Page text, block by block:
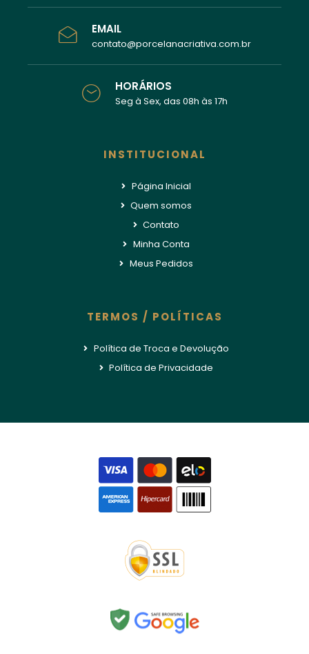
EMAIL
contato@porcelanacriativa.com.br
HORÁRIOS
Seg à Sex, das 08h às 17h
INSTITUCIONAL
Página Inicial
Quem somos
Contato
Minha Conta
Meus Pedidos
TERMOS / POLÍTICAS
Política de Troca e Devolução
Política de Privacidade